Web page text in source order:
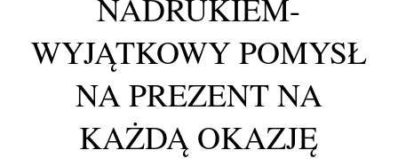
NADRUKIEM-
WYJĄTKOWY POMYSŁ
NA PREZENT NA
KAŻDĄ OKAZJĘ